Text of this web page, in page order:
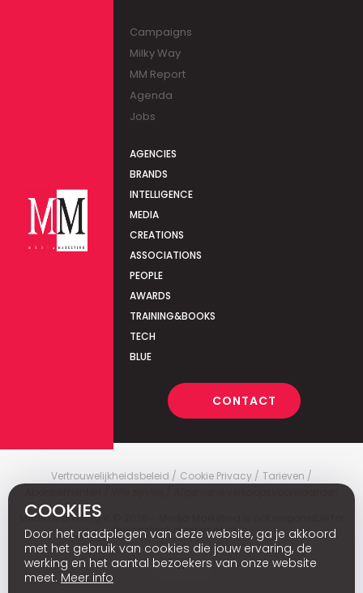
Campaigns
Milky Way
MM Report
Agenda
Jobs
AGENCIES
BRANDS
INTELLIGENCE
MEDIA
CREATIONS
ASSOCIATIONS
PEOPLE
AWARDS
TRAINING&BOOKS
TECH
BLUE
CONTACT
Vertrouwelijkheidsbeleid Cookie Privacy
Tarieven
Media Marketing
the content of external sites.
Fr
COOKIES
Door het raadplegen van deze website, ga je akkoord
met het gebruik van cookies die jouw ervaring, de
werking en het aantal bezoekers van onze website
meet. Meer info